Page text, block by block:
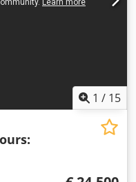
voorbehouden.
1 / 15